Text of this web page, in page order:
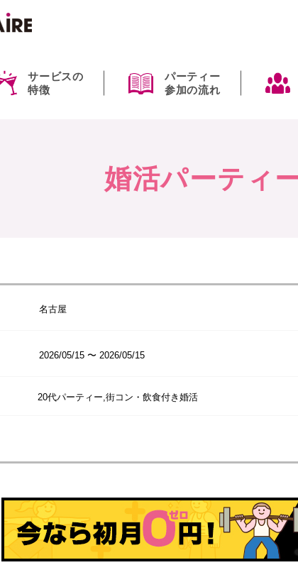
サービスの
特徴
パーティー
参加の流れ
婚活パーティ
名古屋
2026/05/15 〜 2026/05/15
20代パーティー,街コン・飲食付き婚活